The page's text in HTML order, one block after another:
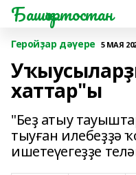
Башҡортостан
Геройҙар дәүере 5 МАЯ
хаттар"ы
"Беҙ атыу
тыуған илебеҙҙә
ишетеүегеҙҙе